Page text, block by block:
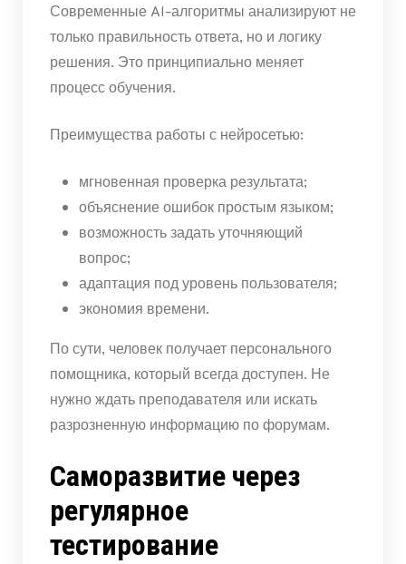
Современные AI-алгоритмы анализируют не
только правильность ответа, но и логику
решения. Это принципиально меняет
процесс обучения.
Преимущества работы с нейросетью:
мгновенная проверка результата;
объяснение ошибок простым языком;
возможность задать уточняющий
вопрос;
адаптация под уровень пользователя;
экономия времени.
По сути, человек получает персонального
помощника, который всегда доступен. Не
нужно ждать преподавателя или искать
разрозненную информацию по форумам.
Саморазвитие через
регулярное
тестирование